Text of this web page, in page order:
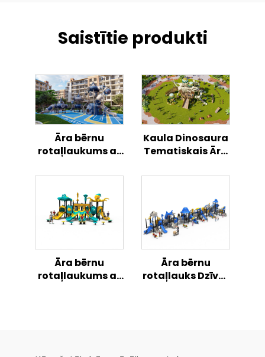
Saistītie produkti
Āra bērnu
rotaļlaukums ar
tematiku, rotaļu
komplekts
Kaula Dinosaura
Tematiskais Āra
Noķērāja Slīdošā
Bērniem
Āra bērnu
rotaļlaukums ar
Āra bērnu
rotaļlauks Dzīves